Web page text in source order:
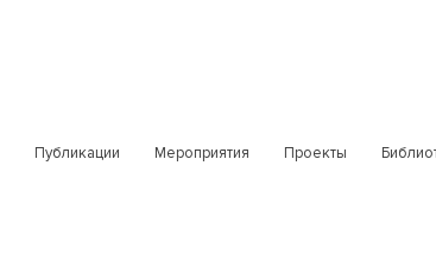
Публикации Мероприятия Проекты